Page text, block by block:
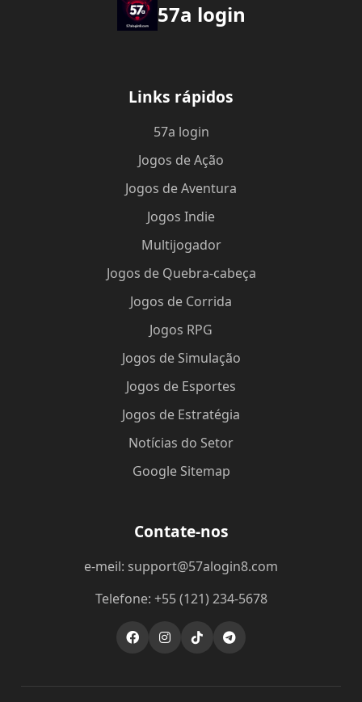
57a login
Links rápidos
57a login
Jogos de Ação
Jogos de Aventura
Jogos Indie
Multijogador
Jogos de Quebra-cabeça
Jogos de Corrida
Jogos RPG
Jogos de Simulação
Jogos de Esportes
Jogos de Estratégia
Notícias do Setor
Google Sitemap
Contate-nos
e-meil: support@57alogin8.com
Telefone: +55 (121) 234-5678